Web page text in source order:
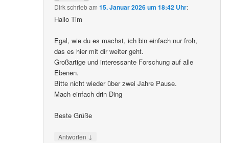
Dirkschriebam15. Januar 2026 um 18:42 Uhr:
Hallo Tim
Egal, wie du es machst, ich bin einfach nur froh,
das es hier mit dir weiter geht.
Großartige und interessante Forschung auf alle
Ebenen.
Bitte nicht wieder über zwei Jahre Pause.
Mach einfach drin Ding
Beste Grüße
Antworten ↓